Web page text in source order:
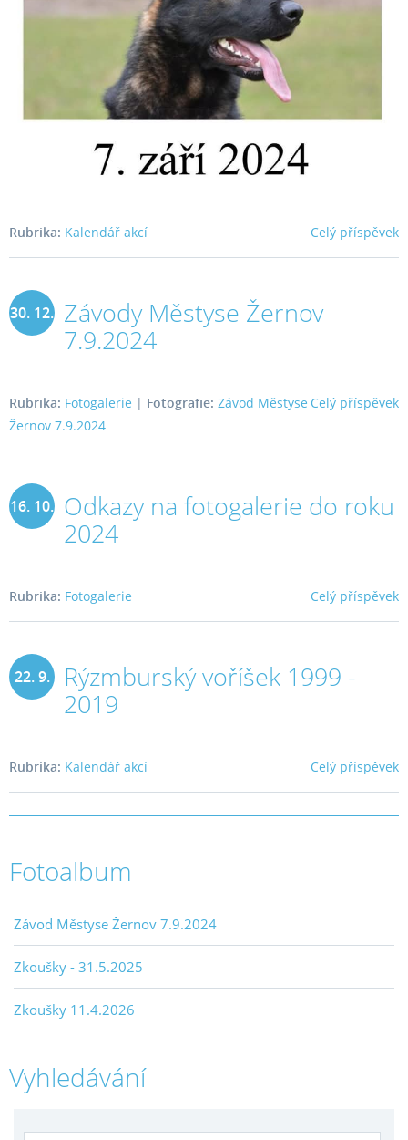
Celý příspěvek
Rubrika: Kalendář akcí
30. 12. Závody Městyse Žernov
7.9.2024
Celý příspěvek
Rubrika: Fotogalerie | Fotografie: Závod Městyse
Žernov 7.9.2024
16. 10. Odkazy na fotogalerie do roku
2024
Celý příspěvek
Rubrika: Fotogalerie
22. 9.
Rýzmburský voříšek 1999 -
2019
Celý příspěvek
Rubrika: Kalendář akcí
Fotoalbum
Závod Městyse Žernov 7.9.2024
Zkoušky - 31.5.2025
Zkoušky 11.4.2026
Vyhledávání